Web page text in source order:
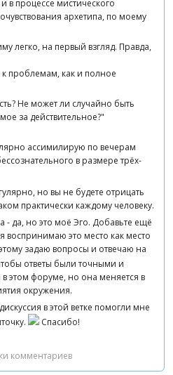
в процессе мистического
архетипа, по моему
легко, на первый взгляд. Правда,
проблемам, как и полное
Не может ли случайно быть
за действительное?"
ассимилирую по вечерам
в размере трёх-
но вы не будете отрицать
практически каждому человеку.
- да, но это моё Эго. Добавьте ещё
это место как место
задаю вопросы и отвечаю на
ответы были точными и
этом форуме, но она меняется в
окружения.
в этой ветке помогли мне
Спасибо!
комментариев